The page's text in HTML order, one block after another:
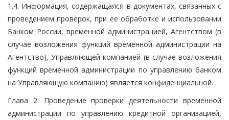
1.4. Информация, содержащаяся в документах, связанных с
проведением проверок, при ее обработке и использовании
Банком России, временной администрацией, Агентством (в
случае возложения функций временной администрации на
Агентство), Управляющей компанией (в случае возложения
функций временной администрации по управлению банком
на Управляющую компанию) является конфиденциальной.
Глава 2. Проведение проверки деятельности временной
администрации по управлению кредитной организацией,